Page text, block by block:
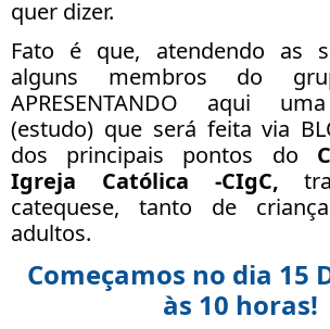
quer dizer.
Fato é que, atendendo as
alguns membros do
APRESENTANDO aqui
(estudo) que será feita via
dos principais pontos do
Igreja Católica -CIgC,
catequese, tanto de
adultos.
Começamos no dia 15
às 10 horas!